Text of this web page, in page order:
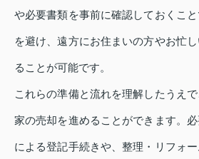
や必要書類を事前に確認しておくこ
を避け、遠方にお住まいの方やお忙
ることが可能です。
これらの準備と流れを理解したうえ
家の売却を進めることができます。
による登記手続きや、整理・リフォ